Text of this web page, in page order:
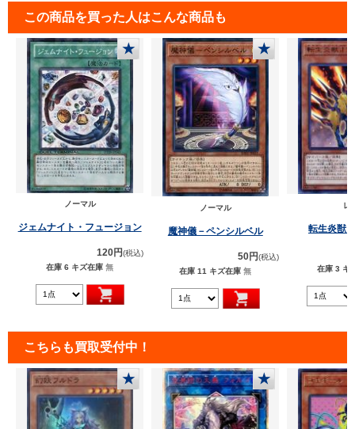
この商品を買った人はこんな商品も
★
ノーマル
ジェムナイト・フュージョン
120円(税込)
在庫 6 キズ在庫 無
★
ノーマル
魔神儀－ペンシルベル
50円(税込)
在庫 11 キズ在庫 無
レ
転生炎獣
在庫 3 キ
こちらも買取受付中！
★ ★